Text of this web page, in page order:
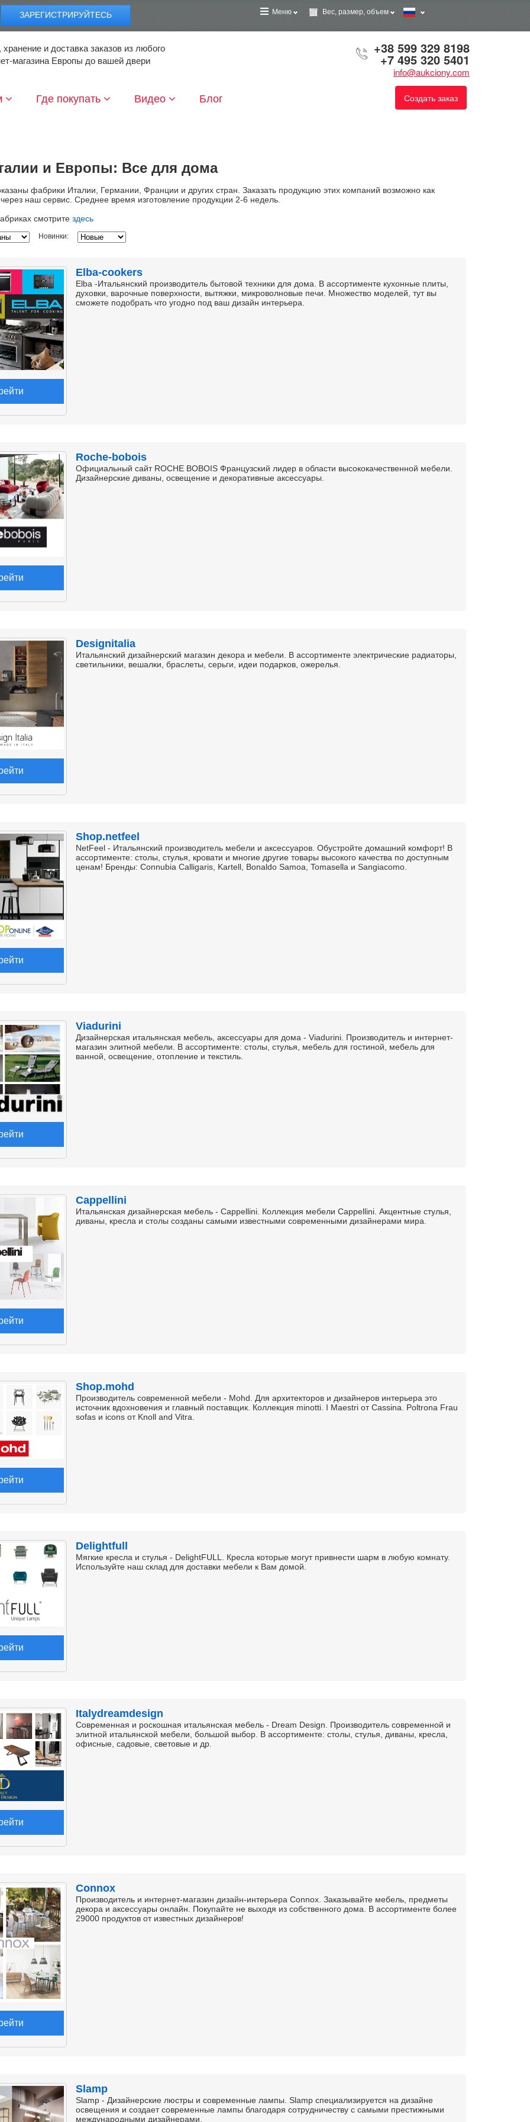
ЗАРЕГИСТРИРУЙТЕСЬ Меню Вес, размер, объем
и доставка заказов из любого
магазина Европы до вашей двери
+38 599 329 8198
+7 495 320 5401
info@aukciony.com
Создать заказ
Где покупать Видео Блог
и Европы: Все для дома
фабрики Италии, Германии, Франции и других стран. Заказать продукцию этих компаний возможно как
наш сервис. Среднее время изготовление продукции 2-6 недель.
смотрите здесь
Новинки:
Elba-cookers
Elba -Итальянский производитель бытовой техники для дома. В ассортименте кухонные плиты,
духовки, варочные поверхности, вытяжки, микроволновые печи. Множество моделей, тут вы
сможете подобрать что угодно под ваш дизайн интерьера.
Roche-bobois
Официальный сайт ROCHE BOBOIS Французский лидер в области высококачественной мебели.
Дизайнерские диваны, освещение и декоративные аксессуары.
Designitalia
Итальянский дизайнерский магазин декора и мебели. В ассортименте электрические радиаторы,
светильники, вешалки, браслеты, серьги, идеи подарков, ожерелья.
Shop.netfeel
NetFeel - Итальянский производитель мебели и аксессуаров. Обустройте домашний комфорт! В
ассортименте: столы, стулья, кровати и многие другие товары высокого качества по доступным
ценам! Бренды: Connubia Calligaris, Kartell, Bonaldo Samoa, Tomasella и Sangiacomo.
Viadurini
Дизайнерская итальянская мебель, аксессуары для дома - Viadurini. Производитель и интернет-
магазин элитной мебели. В ассортименте: столы, стулья, мебель для гостиной, мебель для
ванной, освещение, отопление и текстиль.
Cappellini
Итальянская дизайнерская мебель - Cappellini. Коллекция мебели Cappellini. Акцентные стулья,
диваны, кресла и столы созданы самыми известными современными дизайнерами мира.
Shop.mohd
Производитель современной мебели - Mohd. Для архитекторов и дизайнеров интерьера это
источник вдохновения и главный поставщик. Коллекция minotti. I Maestri от Cassina. Poltrona Frau
sofas и icons от Knoll and Vitra.
Delightfull
Мягкие кресла и стулья - DelightFULL. Кресла которые могут привнести шарм в любую комнату.
Используйте наш склад для доставки мебели к Вам домой.
Italydreamdesign
Современная и роскошная итальянская мебель - Dream Design. Производитель современной и
элитной итальянской мебели, большой выбор. В ассортименте: столы, стулья, диваны, кресла,
офисные, садовые, световые и др.
Connox
Производитель и интернет-магазин дизайн-интерьера Connox. Заказывайте мебель, предметы
декора и аксессуары онлайн. Покупайте не выходя из собственного дома. В ассортименте более
29000 продуктов от известных дизайнеров!
Slamp
Slamp - Дизайнерские люстры и современные лампы. Slamp специализируется на дизайне
освещения и создает современные лампы благодаря сотрудничеству с самыми престижными
международными дизайнерами.